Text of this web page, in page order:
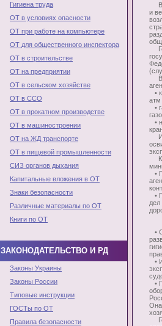
и
В
•
атм
•
•
•
•
дел
•
•
•
Она
Гигиена труда
ОТ в условиях опасности
ОТ при работе на компьютере
ОТ для общественного инспектора
ОТ в строительстве
ОТ на предприятии
ОТ в сельском хозяйстве
ОТ в ССО
ОТ в прокатном производстве
ОТ в машиностроении
ОТ на ЖД транспорте
ОТ в пищевой промышленности
СИЗ органов дыхания
Капитальные вложения в ОТ
Знаки безопасности
Различные материалы по ОТ
Книги по ОТ
ЗАКОНОДАТЕЛЬСТВО И РД
Законы Украины
Законы России
Типовые инструкции
ГОСТы по ОТ
Правила безопасности